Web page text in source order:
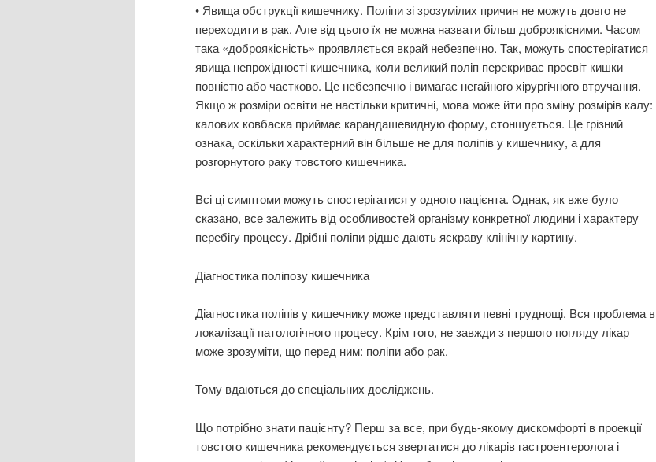
• Явища обструкції кишечнику. Поліпи зі зрозумілих причин не можуть довго не
переходити в рак. Але від цього їх не можна назвати більш доброякісними. Часом
така «доброякісність» проявляється вкрай небезпечно. Так, можуть спостерігатися
явища непрохідності кишечника, коли великий поліп перекриває просвіт кишки
повністю або частково. Це небезпечно і вимагає негайного хірургічного втручання.
Якщо ж розміри освіти не настільки критичні, мова може йти про зміну розмірів калу:
калових ковбаска приймає карандашевидную форму, стоншується. Це грізний
ознака, оскільки характерний він більше не для поліпів у кишечнику, а для
розгорнутого раку товстого кишечника.
Всі ці симптоми можуть спостерігатися у одного пацієнта. Однак, як вже було
сказано, все залежить від особливостей організму конкретної людини і характеру
перебігу процесу. Дрібні поліпи рідше дають яскраву клінічну картину.
Діагностика поліпозу кишечника
Діагностика поліпів у кишечнику може представляти певні труднощі. Вся проблема в
локалізації патологічного процесу. Крім того, не завжди з першого погляду лікар
може зрозуміти, що перед ним: поліпи або рак.
Тому вдаються до спеціальних досліджень.
Що потрібно знати пацієнту? Перш за все, при будь-якому дискомфорті в проекції
товстого кишечника рекомендується звертатися до лікарів гастроентеролога і